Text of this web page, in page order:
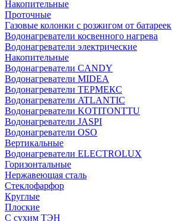
Накопительные
Проточные
Газовые колонки с розжигом от батареек
Водонагреватели косвенного нагрева
Водонагреватели электрические
Накопительные
Водонагреватели CANDY
Водонагреватели MIDEA
Водонагреватели ТЕРМЕКС
Водонагреватели ATLANTIC
Водонагреватели KOTITONTTU
Водонагреватели JASPI
Водонагреватели OSO
Вертикальные
Водонагреватели ELECTROLUX
Горизонтальные
Нержавеющая сталь
Стеклофарфор
Круглые
Плоские
С сухим ТЭН